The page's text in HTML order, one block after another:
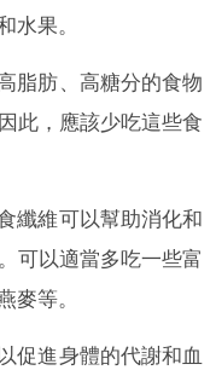
水果。
脂肪、高糖分的食物
此，應該少吃這些食
纖維可以幫助消化和
可以適當多吃一些富
麥等。
促進身體的代謝和血